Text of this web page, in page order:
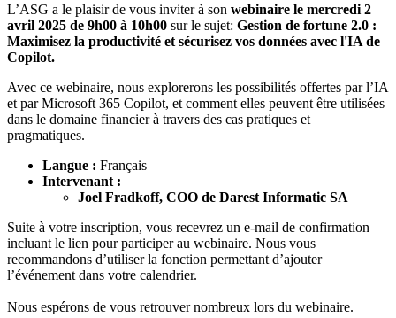
L’ASG a le plaisir de vous inviter à son webinaire le mercredi 2
avril 2025 de 9h00 à 10h00 sur le sujet: Gestion de fortune 2.0 :
Maximisez la productivité et sécurisez vos données avec l'IA de
Copilot.
Avec ce webinaire, nous explorerons les possibilités offertes par l’IA
et par Microsoft 365 Copilot, et comment elles peuvent être utilisées
dans le domaine financier à travers des cas pratiques et
pragmatiques.
Langue : Français
Intervenant :
Joel Fradkoff, COO de Darest Informatic SA
Suite à votre inscription, vous recevrez un e-mail de confirmation
incluant le lien pour participer au webinaire. Nous vous
recommandons d’utiliser la fonction permettant d’ajouter
l’événement dans votre calendrier.
Nous espérons de vous retrouver nombreux lors du webinaire.